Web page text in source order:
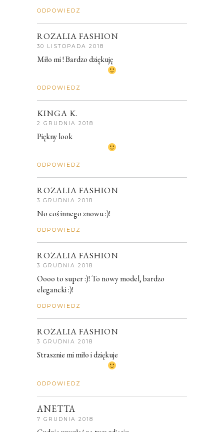
ODPOWIEDZ
ROZALIA FASHION
30 LISTOPADA 2018
Miło mi ! Bardzo dziękuję
ODPOWIEDZ
KINGA K.
2 GRUDNIA 2018
Piękny look
ODPOWIEDZ
ROZALIA FASHION
3 GRUDNIA 2018
No coś innego znowu :)!
ODPOWIEDZ
ROZALIA FASHION
3 GRUDNIA 2018
Oooo to super :)! To nowy model, bardzo
elegancki :)!
ODPOWIEDZ
ROZALIA FASHION
3 GRUDNIA 2018
Strasznie mi miło i dziękuje
ODPOWIEDZ
ANETTA
7 GRUDNIA 2018